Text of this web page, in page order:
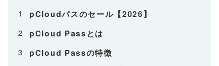
pCloudパスのセール【2026】
pCloud Passとは
pCloud Passの特徴